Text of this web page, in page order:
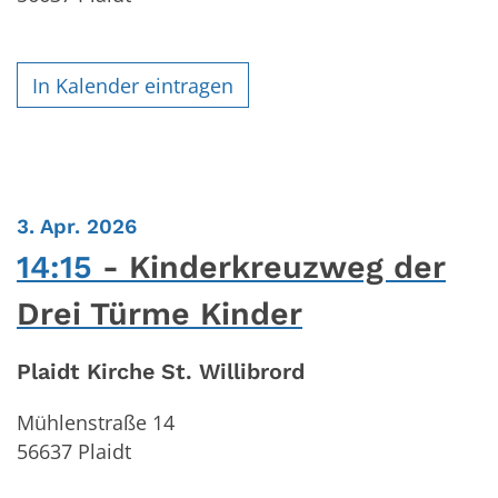
In Kalender eintragen
3. Apr. 2026:
14:15
Kinderkreuzweg der
Drei Türme Kinder
Plaidt Kirche St. Willibrord
Mühlenstraße 14
56637 Plaidt